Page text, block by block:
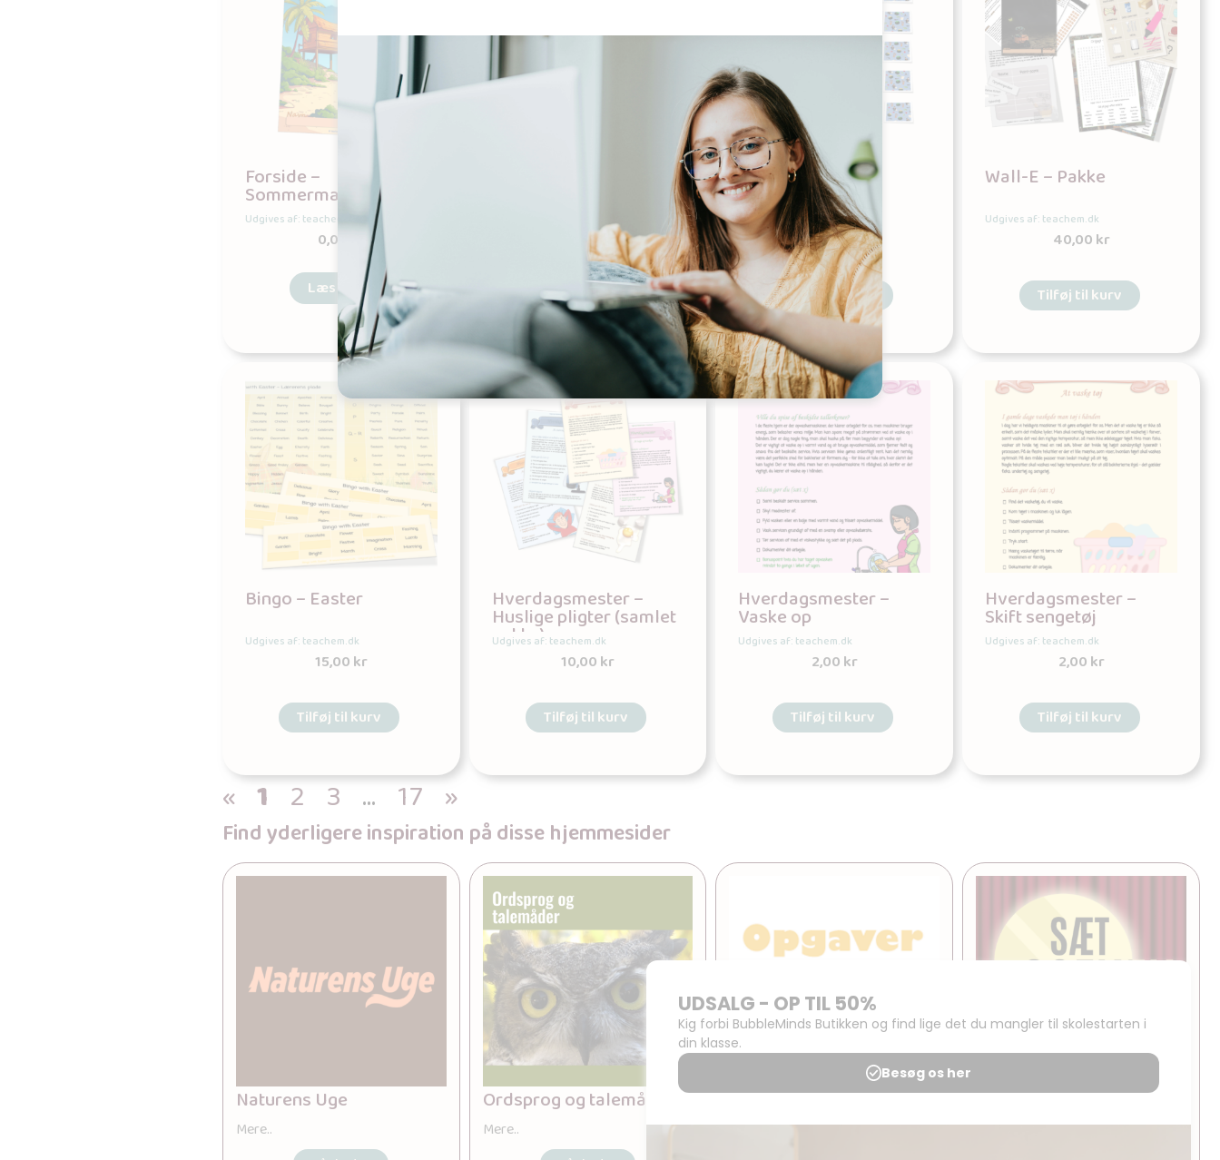
Forside –
Sommermappe
Udgives af: teachem.dk
0,00
Læs mere
4,00
Tilføj til kurv
Harry Potter –
Vendespil
Udgives af: teachem.dk
4,00kr
Tilføj til kurv
Wall-E – Pakke
Udgives af: teachem.dk
40,00kr
Tilføj til kurv
Bingo – Easter
Udgives af: teachem.dk
15,00kr
Tilføj til kurv
Hverdagsmester –
Huslige pligter (samlet
pakke)
Udgives af: teachem.dk
10,00kr
Tilføj til kurv
Hverdagsmester –
Vaske op
Udgives af: teachem.dk
2,00kr
Tilføj til kurv
Hverdagsmester –
Skift sengetøj
Udgives af: teachem.dk
2,00kr
Tilføj til kurv
« 1 2 3 … 17 »
Find yderligere inspiration på disse hjemmesider
Naturens Uge
Mere..
Ordsprog og talemåder
Mere..
Opgaver for børn
Mere..
Sæt scenen!
Mere..